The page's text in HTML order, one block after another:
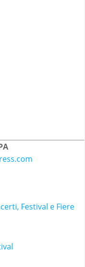
Festival e Fiere